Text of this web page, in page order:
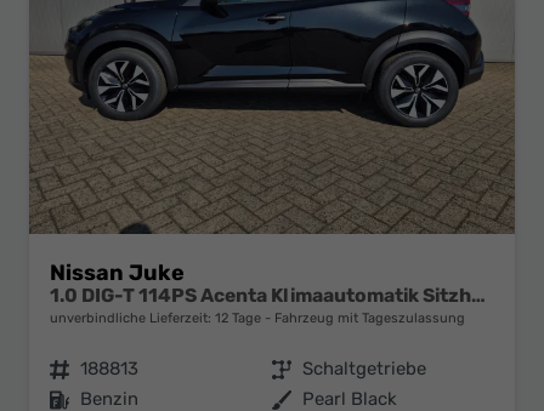
Nissan Juke
1.0 DIG-T 114PS Acenta Klimaautomatik Sitzheizung Rückf.Kamera Bluetooth Touchscreen wireless Apple CarPlay Android Auto
unverbindliche Lieferzeit: 12 Tage Fahrzeug mit Tageszulassung
Fahrzeugnr. 188813 Getriebe Schaltgetriebe
Kraftstoff Benzin Außenfarbe Pearl Black